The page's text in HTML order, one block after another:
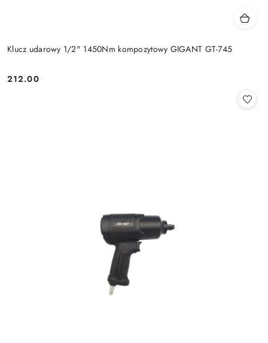
Klucz udarowy 1/2" 1450Nm kompozytowy GIGANT GT-745
Cena:
212.00